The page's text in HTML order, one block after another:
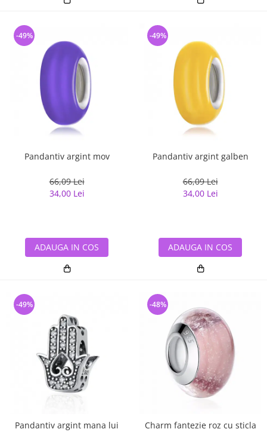
Pandantiv argint mov
66,09 Lei
34,00 Lei
-49%
ADAUGA IN COS
Pandantiv argint galben
66,09 Lei
34,00 Lei
-49%
ADAUGA IN COS
Pandantiv argint mana lui
-49%
Charm fantezie roz cu sticla
-48%